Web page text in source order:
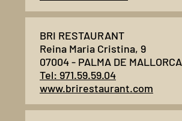
BRI RESTAURANT
Reina Maria Cristina, 9
07004 - PALMA DE MALLORCA
Tel: 971.59.59.04
www.brirestaurant.com